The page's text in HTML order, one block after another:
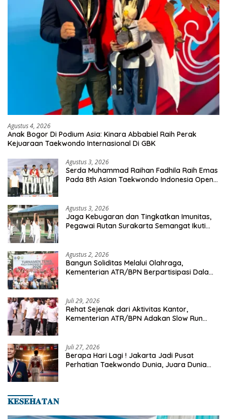
Agustus 4, 2026
Anak Bogor Di Podium Asia: Kinara Abbabiel Raih Perak
Kejuaraan Taekwondo Internasional Di GBK
Agustus 3, 2026
Serda Muhammad Raihan Fadhila Raih Emas
Pada 8th Asian Taekwondo Indonesia Open
Agustus 3, 2026
Jaga Kebugaran dan Tingkatkan Imunitas,
Pegawai Rutan Surakarta Semangat Ikuti
Agustus 2, 2026
Bangun Soliditas Melalui Olahraga,
Kementerian ATR/BPN Berpartisipasi Dalam
Juli 29, 2026
Rehat Sejenak dari Aktivitas Kantor,
Kementerian ATR/BPN Adakan Slow Run
Juli 27, 2026
Berapa Hari Lagi ! Jakarta Jadi Pusat
Perhatian Taekwondo Dunia, Juara Dunia
𝐊𝐄𝐒𝐄𝐇𝐀𝐓𝐀𝐍